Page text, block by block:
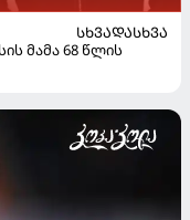
ᲡᲮᲕᲐᲓᲐᲡᲮᲕᲐ
მამა 68 წლის